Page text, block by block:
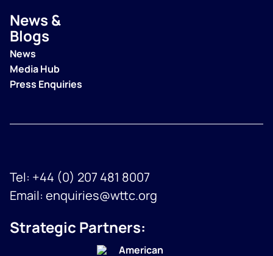
News &
Blogs
News
Media Hub
Press Enquiries
Tel: +44 (0) 207 481 8007
Email: enquiries@wttc.org
Strategic Partners: